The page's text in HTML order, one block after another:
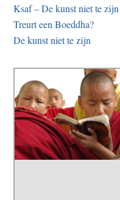
Ksaf – De kunst niet te zijn
Treurt een Boeddha?
De kunst niet te zijn